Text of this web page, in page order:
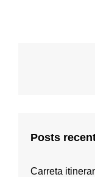
Posts
Carreta